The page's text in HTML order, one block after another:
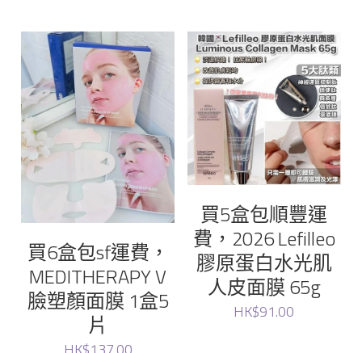
買6盒包sf運費，
MEDITHERAPY V
臉塑顏面膜 1盒5
片
買5盒包順豐運
費，2026 Lefilleo
膠原蛋白水光肌
人皮面膜 65g
HK$91.00